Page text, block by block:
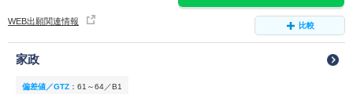
WEB出願関連情報 比較
家政
偏差値／GTZ ： 61～64／B1